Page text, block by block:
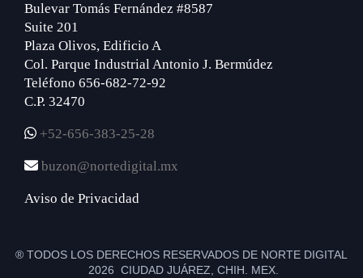
Bulevar Tomás Fernández #8587
Suite 201
Plaza Olivos, Edificio A
Col. Parque Industrial Antonio J. Bermúdez
Teléfono 656-682-72-92
C.P. 32470
+52-656-383-25-28
buzon@nortedigital.mx
Aviso de Privacidad
® TODOS LOS DERECHOS RESERVADOS DE NORTE DIGITAL
2026 CIUDAD JUÁREZ, CHIH. MEX.